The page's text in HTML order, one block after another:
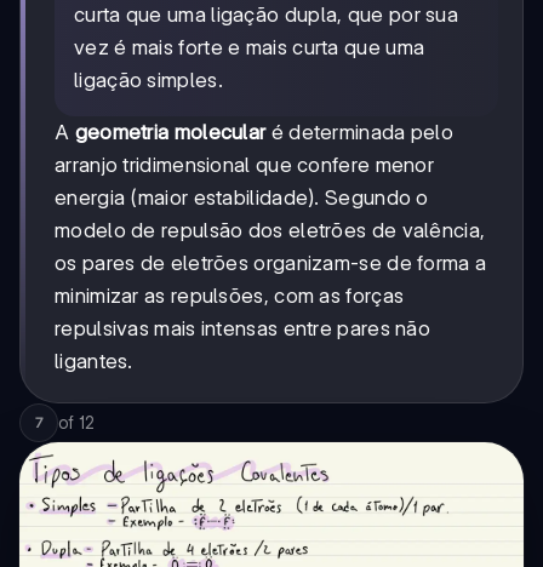
curta que uma ligação dupla, que por sua
vez é mais forte e mais curta que uma
ligação simples.
A geometria molecularé determinada pelo
arranjo tridimensional que confere menor
energia (maior estabilidade). Segundo o
modelo de repulsão dos eletrões de valência,
os pares de eletrões organizam-se de forma a
minimizar as repulsões, com as forças
repulsivas mais intensas entre pares não
ligantes.
7 of 12